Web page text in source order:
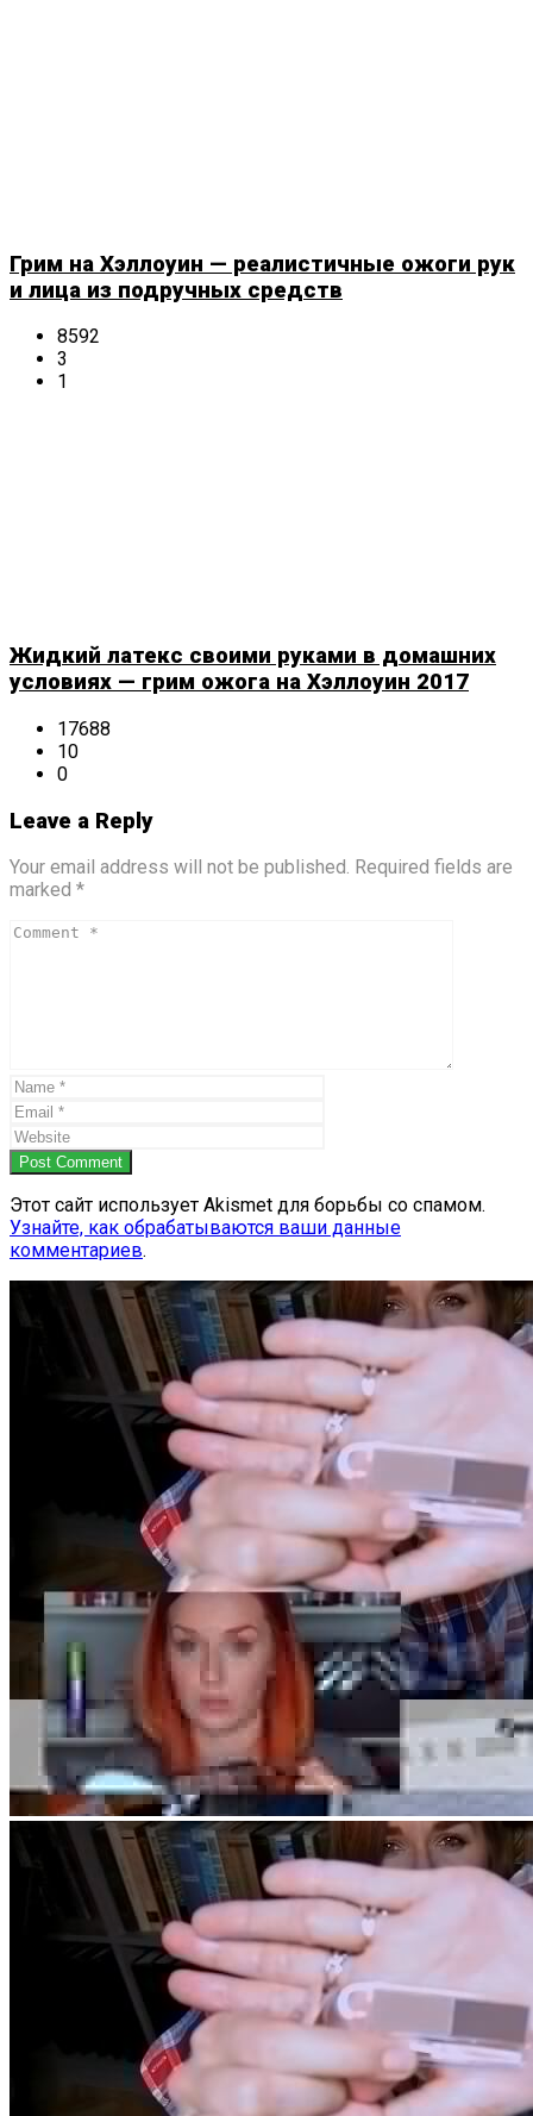
Грим на Хэллоуин — реалистичные ожоги рук
и лица из подручных средств
8592
3
1
Жидкий латекс своими руками в домашних
условиях — грим ожога на Хэллоуин 2017
17688
10
0
Leave a Reply
Your email address will not be published. Required fields are
marked *
Post Comment
Этот сайт использует Akismet для борьбы со спамом.
Узнайте, как обрабатываются ваши данные
комментариев.